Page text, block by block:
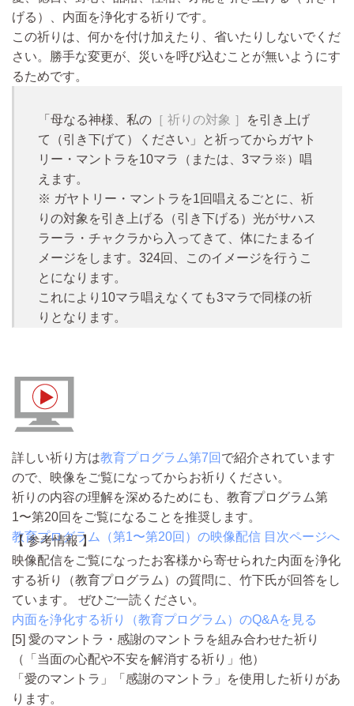
げる）、 内面を浄化する祈り です。
この祈りは、何かを付け加えたり、省いたりしないでくだ
さい。勝手な変更が、災いを呼び込むことが無いようにす
るためです。
「母なる神様、私の［ 祈りの対象 ］
を引き上げ
て（引き下げて）ください」と祈ってからガヤト
リー・マントラを10マラ（または、3マラ ※ ）唱
えます。
※ ガヤトリー・マントラを1回唱えるごとに、祈
りの対象を引き上げる（引き下げる）光がサハス
ラーラ・チャクラから入ってきて、体にたまるイ
メージをします。324回、このイメージを行うこ
とになります。
これにより10マラ唱えなくても3マラで同様の祈
りとなります。
詳しい祈り方は教育プログラム第7回 で紹介されています
ので、映像をご覧になってからお祈りください。
祈りの内容の理解を深めるためにも、教育プログラム第
1〜第20回をご覧になることを推奨します。
教育プログラム（第1〜第20回）の映像配信 目次ページへ
【 参考情報 】
映像配信をご覧になったお客様から寄せられた内面を浄化
する祈り（教育プログラム）の質問に、竹下氏が回答をし
ています。 ぜひご一読ください。
内面を浄化する祈り（教育プログラム）のQ&Aを見る
[5] 愛のマントラ・感謝のマントラを組み合わせた祈り
（「当面の心配や不安を解消する祈り」他）
「愛のマントラ」「感謝のマントラ」を使用した祈りがあ
ります。